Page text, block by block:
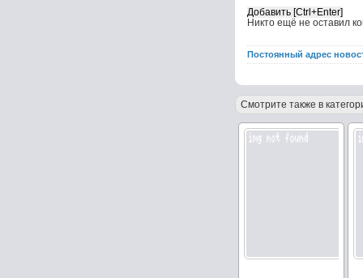
Никто ещё не оставил
Постоянный адрес
Смотрите также в